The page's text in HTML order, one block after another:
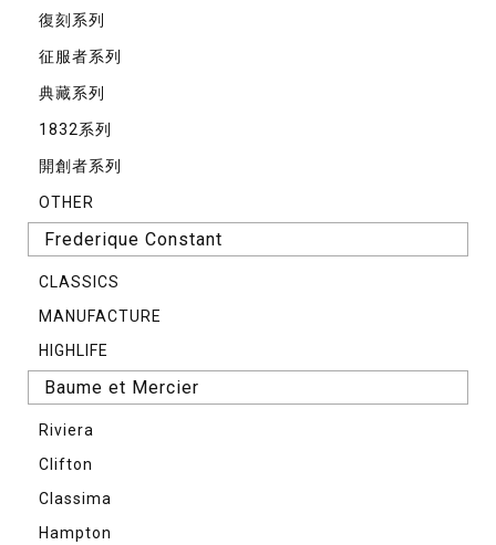
復刻系列
征服者系列
典藏系列
1832系列
開創者系列
OTHER
Frederique Constant
CLASSICS
MANUFACTURE
HIGHLIFE
Baume et Mercier
Riviera
Clifton
Classima
Hampton